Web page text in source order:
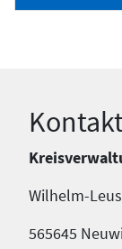
Wilhelm-
565645